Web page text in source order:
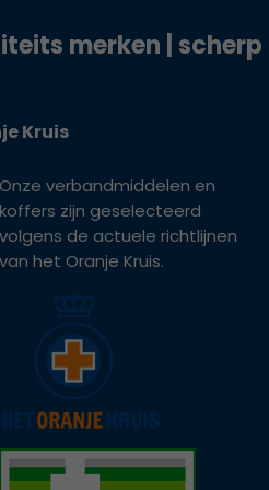
merken |
Kruis
Onze verbandmiddelen en
koffers zijn geselecteerd
volgens de actuele richtlijnen
van het Oranje Kruis.